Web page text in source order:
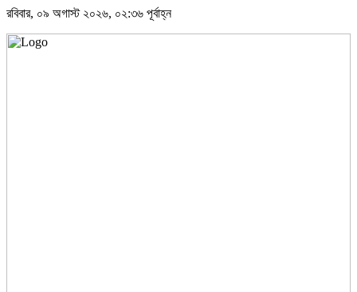
রবিবার, ০৯ অগাস্ট ২০২৬, ০২:৩৬ পূর্বাহ্ন